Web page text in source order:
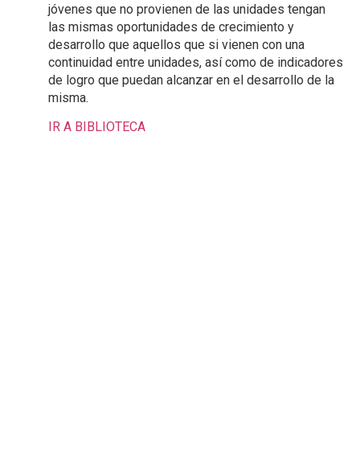
jóvenes que no provienen de las unidades tengan
las mismas oportunidades de crecimiento y
desarrollo que aquellos que si vienen con una
continuidad entre unidades, así como de indicadores
de logro que puedan alcanzar en el desarrollo de la
misma.
IR A BIBLIOTECA